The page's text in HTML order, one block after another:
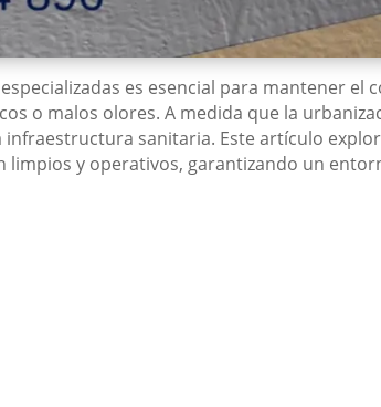
es esencial para mantener
o malos olores. A medida que la
sanitaria. Este artículo
limpios y operativos, garantizando un